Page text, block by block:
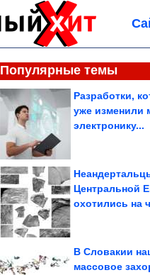
Популярные темы
Разработки,
уже изменили
электронику...
Центральной
охотились на
В Словакии
массовое